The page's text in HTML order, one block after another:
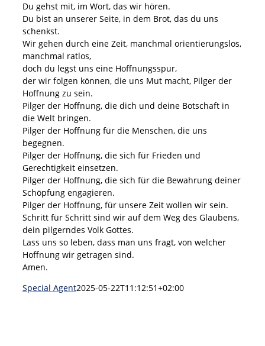
Du gehst mit, im Wort, das wir hören.
Du bist an unserer Seite, in dem Brot, das du uns
schenkst.
Wir gehen durch eine Zeit, manchmal orientierungslos,
manchmal ratlos,
doch du legst uns eine Hoffnungsspur,
der wir folgen können, die uns Mut macht, Pilger der
Hoffnung zu sein.
Pilger der Hoffnung, die dich und deine Botschaft in
die Welt bringen.
Pilger der Hoffnung für die Menschen, die uns
begegnen.
Pilger der Hoffnung, die sich für Frieden und
Gerechtigkeit einsetzen.
Pilger der Hoffnung, die sich für die Bewahrung deiner
Schöpfung engagieren.
Pilger der Hoffnung, für unsere Zeit wollen wir sein.
Schritt für Schritt sind wir auf dem Weg des Glaubens,
dein pilgerndes Volk Gottes.
Lass uns so leben, dass man uns fragt, von welcher
Hoffnung wir getragen sind.
Amen.
Special Agent2025-05-22T11:12:51+02:00